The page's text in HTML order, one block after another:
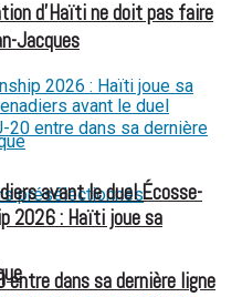
Jacques
dans sa dernière ligne
2026 : Haïti joue sa
d’Haïti ne doit pas faire
avant le duel Écosse-